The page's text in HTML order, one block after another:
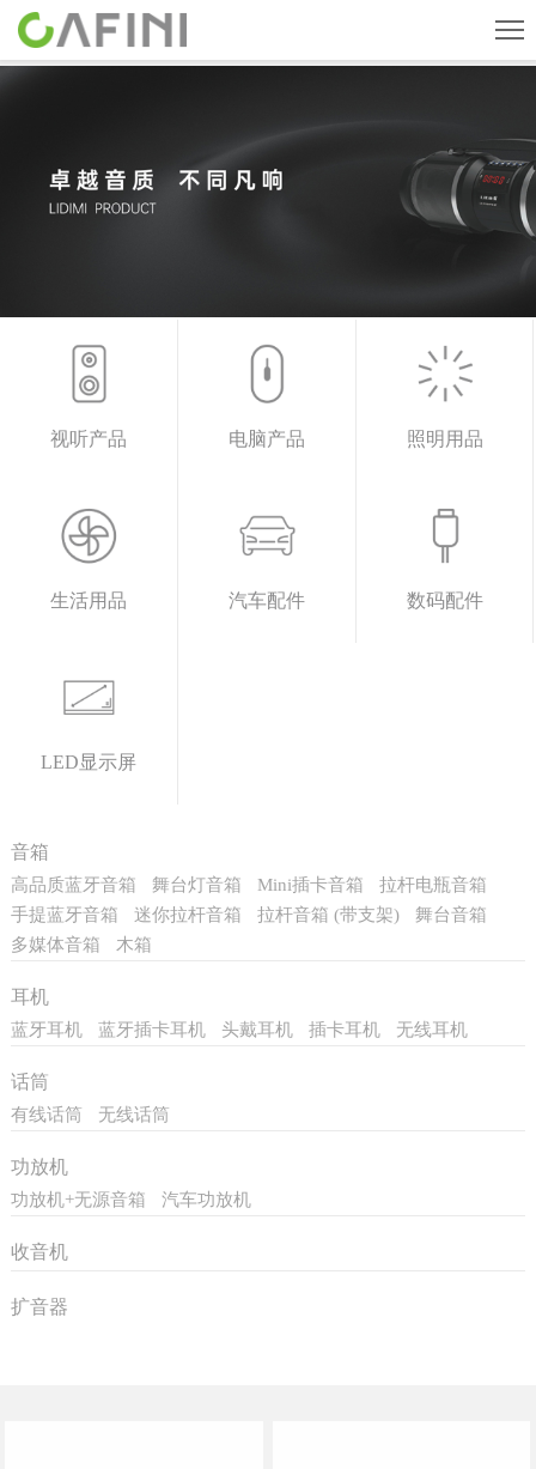
产品中心
人才招聘
联系我们
视听产品 电脑产品 照明用品
生活用品 汽车配件 数码配件
LED显示屏
音箱
高品质蓝牙音箱 舞台灯音箱 Mini插卡音箱
拉杆电瓶音箱
手提蓝牙音箱
迷你拉杆音箱 拉杆音箱 (带支架)
舞台音箱
多媒体音箱
木箱
耳机
蓝牙耳机 蓝牙插卡耳机 头戴耳机 插卡耳机 无线耳机
话筒
有线话筒 无线话筒
功放机
功放机+无源音箱 汽车功放机
收音机
扩音器